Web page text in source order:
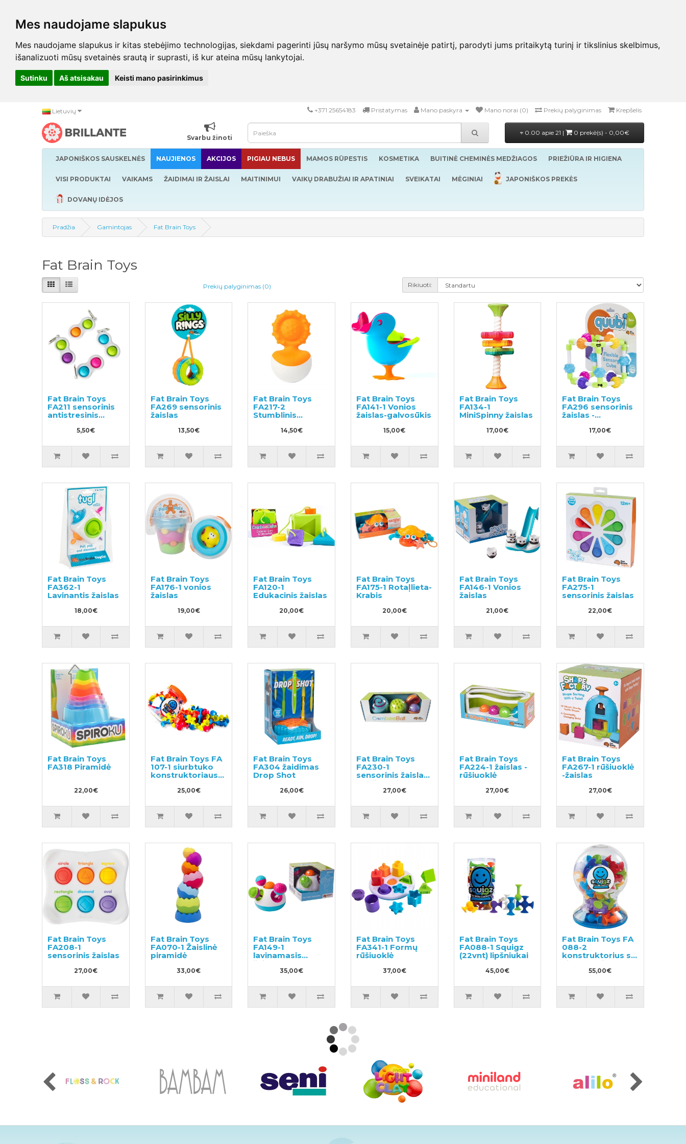
Mes naudojame slapukus
Mes naudojame slapukus ir kitas stebėjimo technologijas, siekdami pagerinti jūsų naršymo mūsų svetainėje patirtį, parodyti jums pritaikytą turinį ir tikslinius skelbimus,
išanalizuoti mūsų svetainės srautą ir suprasti, iš kur ateina mūsų lankytojai.
Sutinku Aš atsisakau Keisti mano pasirinkimus
Lietuvių +371 25654183 Pristatymas Mano paskyra Mano norai (0) Prekių palyginimas Krepšelis
Svarbu žinoti
0.00 apie 21 | 0 prekė(s) - 0,00€
JAPONIŠKOS SAUSKELNĖS NAUJIENOS AKCIJOS PIGIAU NEBUS MAMOS RŪPESTIS KOSMETIKA BUITINĖ CHEMINĖS MEDŽIAGOS PRIEŽIŪRA IR HIGIENA
VISI PRODUKTAI VAIKAMS ŽAIDIMAI IR ŽAISLAI MAITINIMUI VAIKŲ DRABUŽIAI IR APATINIAI SVEIKATAI MĖGINIAI JAPONIŠKOS PREKĖS
DOVANŲ IDĖJOS
Pradžia Gamintojas Fat Brain Toys
Fat Brain Toys
Prekių palyginimas (0) Rikiuoti:
Fat Brain Toys
FA211 sensorinis
antistresinis
žaislas Simpl
5,50€
Fat Brain Toys
FA269 sensorinis
žaislas
13,50€
Fat Brain Toys
FA217-2
Stumblinis
14,50€
Fat Brain Toys
FA141-1 Vonios
žaislas-galvosūkis
15,00€
Fat Brain Toys
FA134-1
MiniSpinny žaislas
17,00€
Fat Brain Toys
FA296 sensorinis
žaislas -
17,00€
Fat Brain Toys
FA362-1
Lavinantis žaislas
18,00€
Fat Brain Toys
FA176-1 vonios
žaislas
19,00€
Fat Brain Toys
FA120-1
Edukacinis žaislas
20,00€
Fat Brain Toys
FA175-1 Rotaļlieta-
Krabis
20,00€
Fat Brain Toys
FA146-1 Vonios
žaislas
21,00€
Fat Brain Toys
FA275-1
sensorinis žaislas
22,00€
Fat Brain Toys
FA318 Piramidė
22,00€
Fat Brain Toys FA
107-1 siurbtuko
konstruktoriaus
25,00€
Fat Brain Toys
FA304 žaidimas
Drop Shot
26,00€
Fat Brain Toys
FA230-1
sensorinis žaislas
- rūšiuotojas
27,00€
Fat Brain Toys
FA224-1 žaislas -
rūšiuoklė
27,00€
Fat Brain Toys
FA267-1 rūšiuoklė
-žaislas
27,00€
Fat Brain Toys
FA208-1
sensorinis žaislas
27,00€
Fat Brain Toys
FA070-1 Žaislinė
piramidė
33,00€
Fat Brain Toys
FA149-1
lavinamasis
žaislas
35,00€
Fat Brain Toys
FA341-1 Formų
rūšiuoklė
37,00€
Fat Brain Toys
FA088-1 Squigz
(22vnt) lipšniukai
45,00€
Fat Brain Toys FA
088-2
konstruktorius su
siurbtukais 50vnt.
55,00€